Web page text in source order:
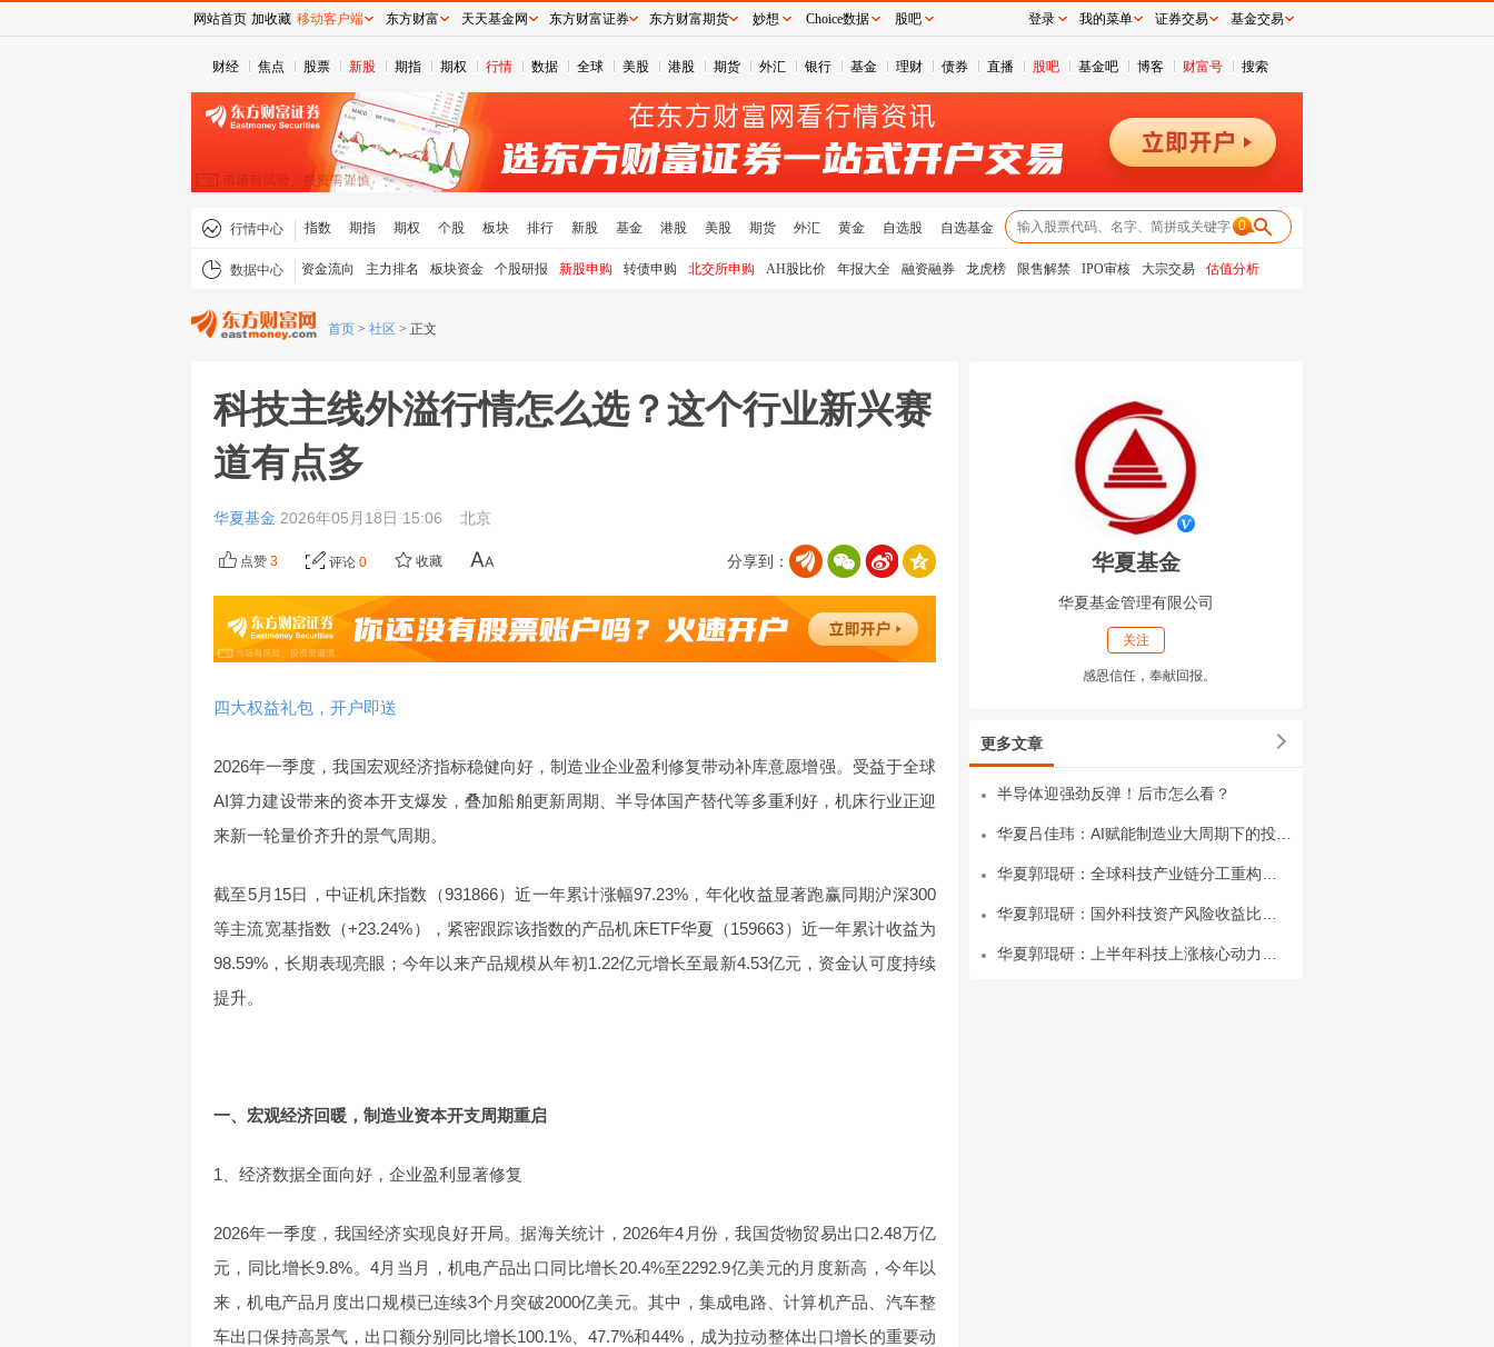
财经 焦点 股票 新股 期指 期权 行情 数据 全球 美股 港股 期货 外汇 银行 基金 理财 债券 直播 股吧 基金吧 博客 财富号 搜索
行情中心 指数 期指 期权 个股 板块 排行 新股 基金 港股 美股 期货 外汇 黄金 自选股 自选基金 0
数据中心 资金流向 主力排名 板块资金 个股研报 新股申购 转债申购 北交所申购 AH股比价 年报大全 融资融券 龙虎榜 限售解禁 IPO审核 大宗交易 估值分析
首页 > 社区 > 正文
科技主线外溢行情怎么选？这个行业新兴赛
道有点多
华夏基金 2026年05月18日 15:06 北京
分享到：
点赞 3 评论 0 收藏
四大权益礼包，开户即送
2026年一季度，我国宏观经济指标稳健向好，制造业企业盈利修复带动补库意愿增强。受益于全球
AI算力建设带来的资本开支爆发，叠加船舶更新周期、半导体国产替代等多重利好，机床行业正迎
来新一轮量价齐升的景气周期。
截至5月15日，中证机床指数（931866）近一年累计涨幅97.23%，年化收益显著跑赢同期沪深300
等主流宽基指数（+23.24%），紧密跟踪该指数的产品机床ETF华夏（159663）近一年累计收益为
98.59%，长期表现亮眼；今年以来产品规模从年初1.22亿元增长至最新4.53亿元，资金认可度持续
提升。
一、宏观经济回暖，制造业资本开支周期重启
1、经济数据全面向好，企业盈利显著修复
2026年一季度，我国经济实现良好开局。据海关统计，2026年4月份，我国货物贸易出口2.48万亿
元，同比增长9.8%。4月当月，机电产品出口同比增长20.4%至2292.9亿美元的月度新高，今年以
来，机电产品月度出口规模已连续3个月突破2000亿美元。其中，集成电路、计算机产品、汽车整
车出口保持高景气，出口额分别同比增长100.1%、47.7%和44%，成为拉动整体出口增长的重要动
华夏基金
华夏基金管理有限公司
关注
感恩信任，奉献回报。
更多文章
半导体迎强劲反弹！后市怎么看？
网站首页 加收藏 移动客户端 东方财富 天天基金网 东方财富证券 东方财富期货 妙想 Choice数据 股吧 登录 我的菜单 证券交易 基金交易